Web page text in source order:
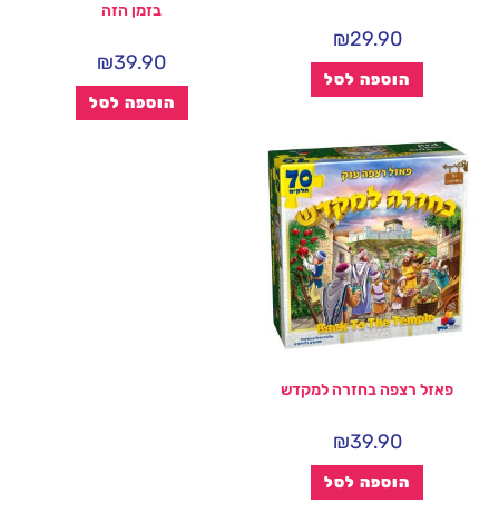
₪29.90
הוספה לסל
בזמן הזה
₪39.90
הוספה לסל
פאזל רצפה בחזרה למקדש
₪39.90
הוספה לסל